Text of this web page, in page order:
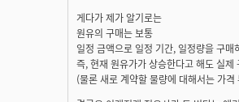
게다가 제가 알기로는
원유의 구매는 보통
일정 금액으로 일정 기간, 일정량을 구
즉, 현재 원유가가 상승한다고 해도 실
(물론 새로 계약할 물량에 대해서는 가격